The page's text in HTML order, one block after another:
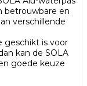
betrouwbare en
verschillende
geschikt is voor
kan de SOLA
goede keuze